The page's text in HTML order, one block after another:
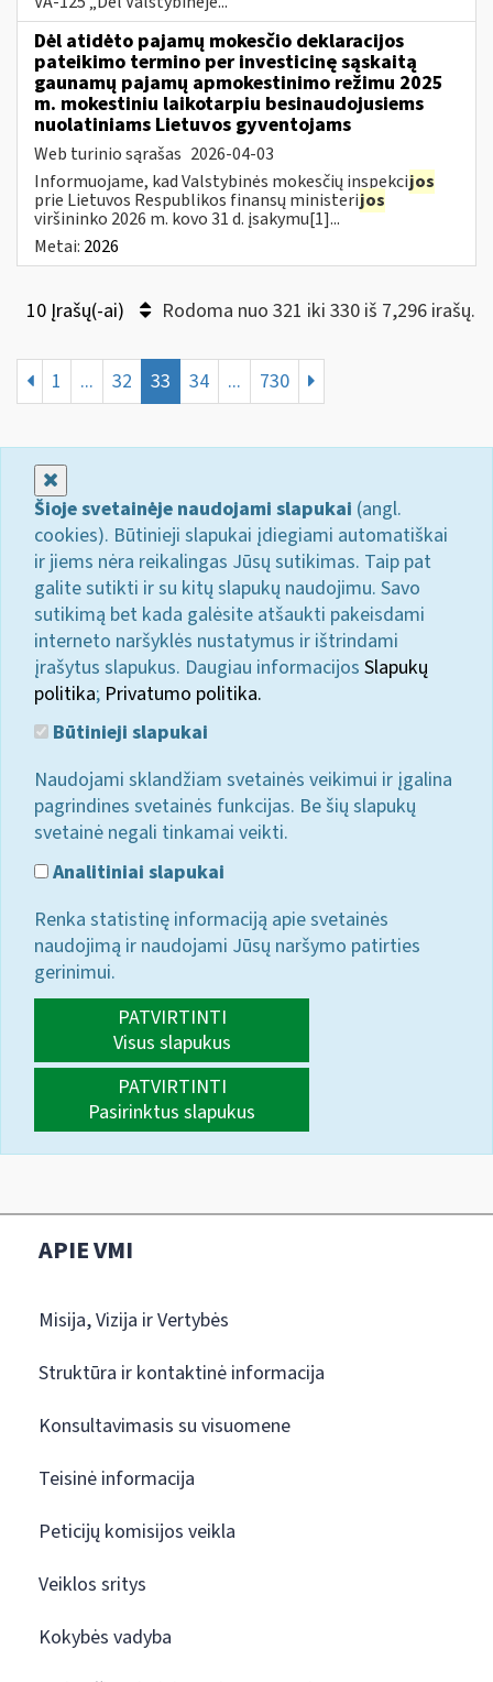
Dėl atidėto pajamų mokesčio deklaracijos
pateikimo termino per investicinę sąskaitą
gaunamų pajamų apmokestinimo režimu 2025
m. mokestiniu laikotarpiu besinaudojusiems
nuolatiniams Lietuvos gyventojams
Web turinio sąrašas 2026-04-03
Informuojame, kad Valstybinės mokesčių inspekcijos
prie Lietuvos Respublikos finansų ministerijos
viršininko 2026 m. kovo 31 d. įsakymu[1]...
Metai: 2026
10 Įrašų(-ai) Rodoma nuo 321 iki 330 iš 7,296 irašų.
1 ... 32 33 34 ... 730
Šioje svetainėje naudojami slapukai (angl.
cookies). Būtinieji slapukai įdiegiami automatiškai
ir jiems nėra reikalingas Jūsų sutikimas. Taip pat
galite sutikti ir su kitų slapukų naudojimu. Savo
sutikimą bet kada galėsite atšaukti pakeisdami
interneto naršyklės nustatymus ir ištrindami
įrašytus slapukus. Daugiau informacijos Slapukų
politika; Privatumo politika.
Būtinieji slapukai
Naudojami sklandžiam svetainės veikimui ir įgalina
pagrindines svetainės funkcijas. Be šių slapukų
svetainė negali tinkamai veikti.
Analitiniai slapukai
Renka statistinę informaciją apie svetainės
naudojimą ir naudojami Jūsų naršymo patirties
gerinimui.
PATVIRTINTI
Visus slapukus
PATVIRTINTI
Pasirinktus slapukus
APIE VMI
Misija, Vizija ir Vertybės
Struktūra ir kontaktinė informacija
Konsultavimasis su visuomene
Teisinė informacija
Peticijų komisijos veikla
Veiklos sritys
Kokybės vadyba